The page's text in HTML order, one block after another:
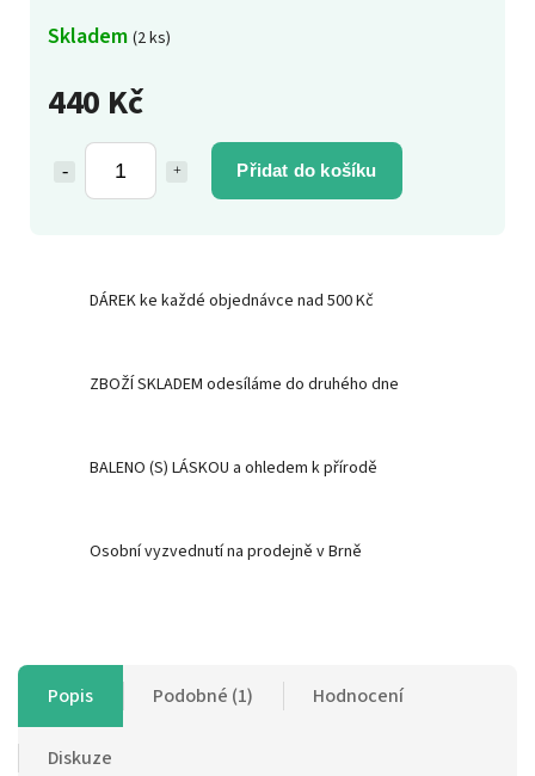
440 Kč
Přidat do košíku
Skladem (2 ks)
DÁREK ke každé objednávce nad 500 Kč
ZBOŽÍ SKLADEM odesíláme do druhého dne
BALENO (S) LÁSKOU a ohledem k přírodě
Osobní vyzvednutí na prodejně v Brně
Popis Podobné (1) Hodnocení
Diskuze